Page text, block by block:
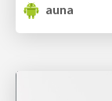
auna